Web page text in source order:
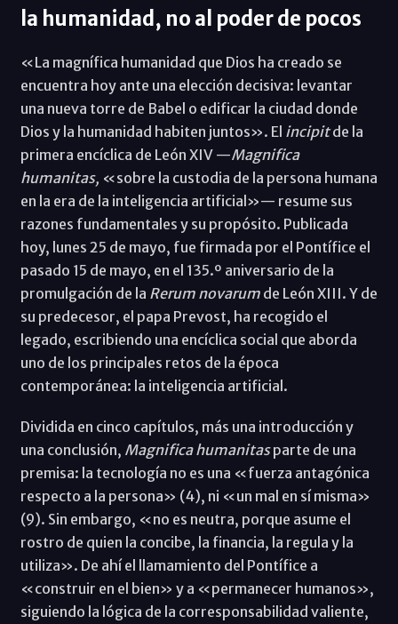
la humanidad, no al poder de pocos
«La magnífica humanidad que Dios ha creado se
encuentra hoy ante una elección decisiva: levantar
una nueva torre de Babel o edificar la ciudad donde
Dios y la humanidad habiten juntos». El incipitde la
primera encíclica de León XIV —Magnifica
humanitas, «sobre la custodia de la persona humana
en la era de la inteligencia artificial»— resume sus
razones fundamentales y su propósito. Publicada
hoy, lunes 25 de mayo, fue firmada por el Pontífice el
pasado 15 de mayo, en el 135.º aniversario de la
promulgación de la Rerum novarumde León XIII. Y de
su predecesor, el papa Prevost, ha recogido el
legado, escribiendo una encíclica social que aborda
uno de los principales retos de la época
contemporánea: la inteligencia artificial.
Dividida en cinco capítulos, más una introducción y
una conclusión, Magnifica humanitasparte de una
premisa: la tecnología no es una «fuerza antagónica
respecto a la persona» (4), ni «un mal en sí misma»
(9). Sin embargo, «no es neutra, porque asume el
rostro de quien la concibe, la financia, la regula y la
utiliza». De ahí el llamamiento del Pontífice a
«construir en el bien» y a «permanecer humanos»,
siguiendo la lógica de la corresponsabilidad valiente,